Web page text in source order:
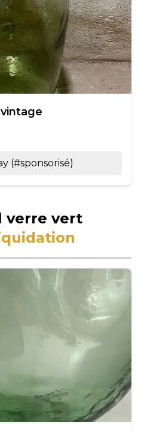
(#sponsorisé)
verre vert